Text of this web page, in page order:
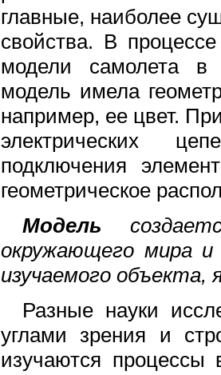
главные, наиболее
свойства. В
модели самолета в
модель имела
например, ее цвет.
электрических
подключения
геометрическое
Модель
окружающего мира
изучаемого объекта,
Разные науки
углами зрения и
изучаются процессы